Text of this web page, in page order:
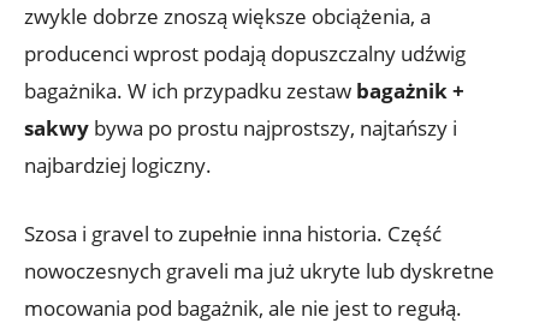
zwykle dobrze znoszą większe obciążenia, a
producenci wprost podają dopuszczalny udźwig
bagażnika. W ich przypadku zestaw bagażnik +
sakwy bywa po prostu najprostszy, najtańszy i
najbardziej logiczny.
Szosa i gravel to zupełnie inna historia. Część
nowoczesnych graveli ma już ukryte lub dyskretne
mocowania pod bagażnik, ale nie jest to regułą.